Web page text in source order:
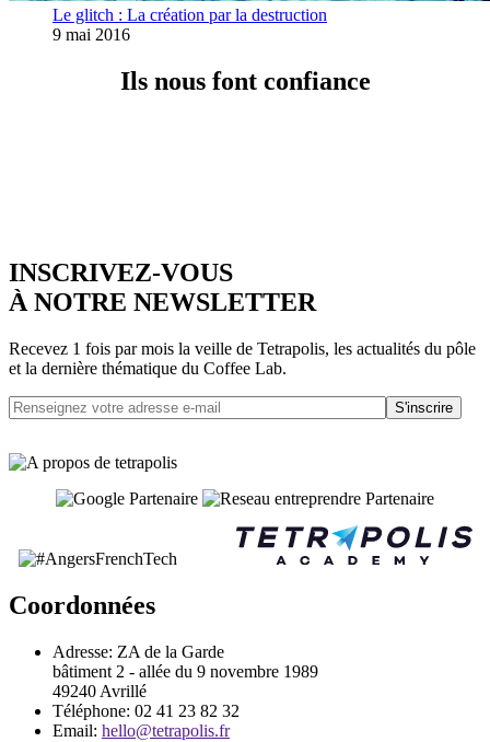
Le glitch : La création par la destruction
9 mai 2016
Ils nous font confiance
INSCRIVEZ-VOUS
À NOTRE NEWSLETTER
Recevez 1 fois par mois la veille de Tetrapolis, les actualités du pôle
et la dernière thématique du Coffee Lab.
S'inscrire
Coordonnées
Adresse: ZA de la Garde
bâtiment 2 - allée du 9 novembre 1989
49240 Avrillé
Téléphone: 02 41 23 82 32
Email: hello@tetrapolis.fr